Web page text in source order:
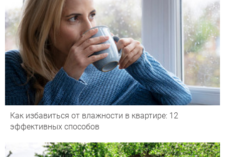
Как избавиться от влажности в квартире: 12
эффективных способов